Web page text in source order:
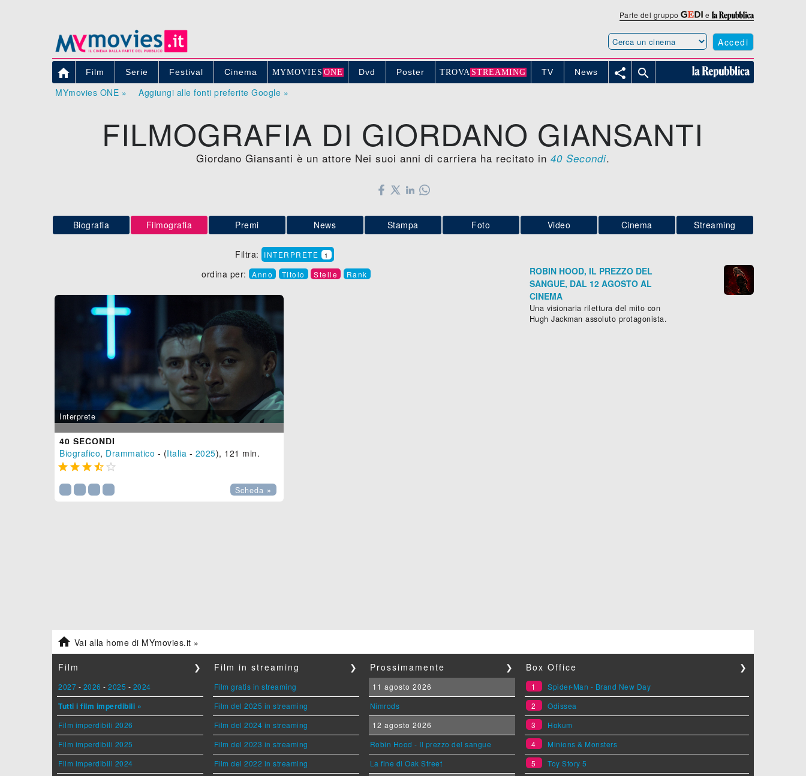
Parte del gruppo e
Accedi
 Film Serie Festival Cinema MYMOVIE S ONE Dvd Poster TROVA STREAMING TV News  
MYmovies ONE » Aggiungi alle fonti preferite Google »
FILMOGRAFIA DI GIORDANO GIANSANTI
Giordano Giansanti è un attore Nei suoi anni di carriera ha recitato in 40 Secondi.
Biografia Filmografia Premi News Stampa Foto Video Cinema Streaming
Filtra: INTERPRETE 1
ordina per: Anno Titolo Stelle Rank
Interprete
40 SECONDI
Biografico, Drammatico - (Italia - 2025), 121 min.
    
Scheda »
ROBIN HOOD, IL PREZZO DEL
SANGUE, DAL 12 AGOSTO AL
CINEMA
Una visionaria rilettura del mito con
Hugh Jackman assoluto protagonista.
 Vai alla home di MYmovies.it »
Film ❯
2027 - 2026 - 2025 - 2024
Tutti i film imperdibili »
Film imperdibili 2026
Film imperdibili 2025
Film imperdibili 2024
Film in streaming ❯
Film gratis in streaming
Film del 2025 in streaming
Film del 2024 in streaming
Film del 2023 in streaming
Film del 2022 in streaming
Prossimamente ❯
11 agosto 2026
Nimrods
12 agosto 2026
Robin Hood - Il prezzo del sangue
La fine di Oak Street
Box Office ❯
1
Spider-Man - Brand New Day
2
Odissea
3
Hokum
4
Minions & Monsters
5
Toy Story 5